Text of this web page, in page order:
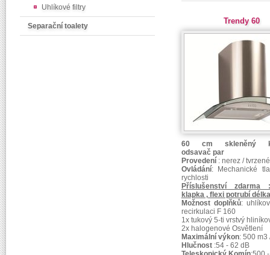
Uhlíkové filtry
Separační toalety
Trendy 60
60 cm skleněný
odsavač par
Provedení: nerez /
Ovládání: Mechanické
rychlosti
Příslušenství zdarma
klapka , flexi potrubí
Možnost doplňků:
recirkulaci F 160
1x tukový 5-ti vrstvý
2x halogenové Osvětlení
Maximální výkon: 500 m3
Hlučnost:54 - 62 dB